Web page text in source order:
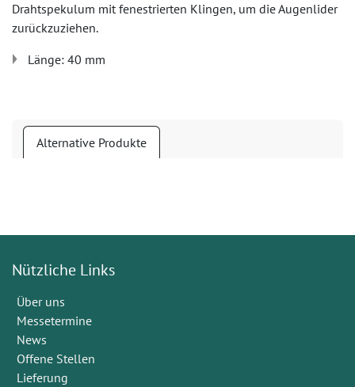
Drahtspekulum mit fenestrierten Klingen, um die Augenlider
zurückzuziehen.
Länge: 40 mm
Alternative Produkte
Nützliche Links
Über uns
Messetermine
News
Offene Stellen
Lieferung